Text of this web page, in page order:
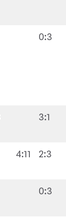
0:3
3:1
4:11 2:3
0:3